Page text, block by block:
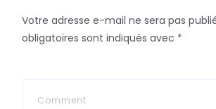
Votre adresse e-mail ne sera pas
obligatoires sont indiqués avec *